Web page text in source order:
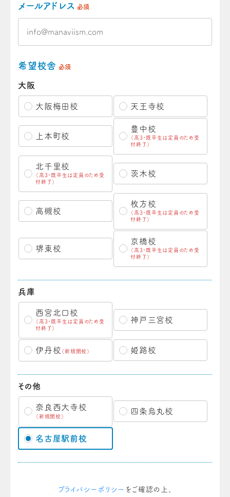
メールアドレス 必須
希望校舎 必須
大阪
大阪梅田校 天王寺校
上本町校
豊中校
（高3・既卒生は定員のため受
付終了）
北千里校
（高3・既卒生は定員のため受
付終了）
茨木校
高槻校
枚方校
（高3・既卒生は定員のため受
付終了）
堺東校
京橋校
（高3・既卒生は定員のため受
付終了）
兵庫
西宮北口校
（高3・既卒生は定員のため受
付終了）
神戸三宮校
伊丹校 （新規開校） 姫路校
その他
奈良西大寺校
（新規開校）
四条烏丸校
名古屋駅前校
プライバシーポリシー をご確認の上、